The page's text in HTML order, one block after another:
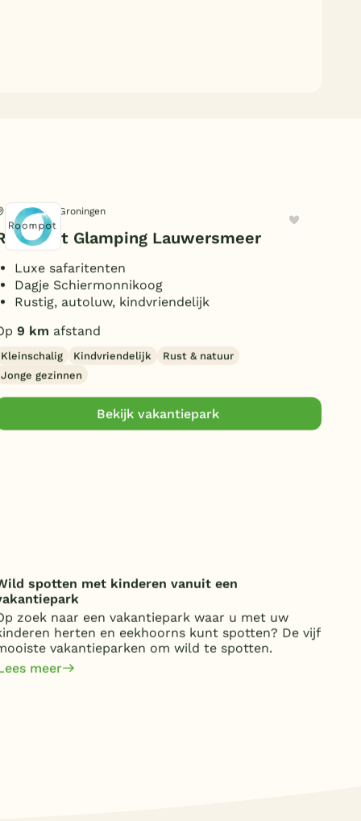
Vierhuizen, Groningen
Glamping Lauwersmeer
Luxe safaritenten
Dagje Schiermonnikoog
Rustig, autoluw, kindvriendelijk
9 km afstand
Kleinschalig Kindvriendelijk
Rust & natuur
Jonge gezinnen
Bekijk vakantiepark
spotten met kinderen vanuit een
zoek naar een vakantiepark waar u met uw
herten en eekhoorns kunt spotten? De vijf
vakantieparken om wild te spotten.
meer